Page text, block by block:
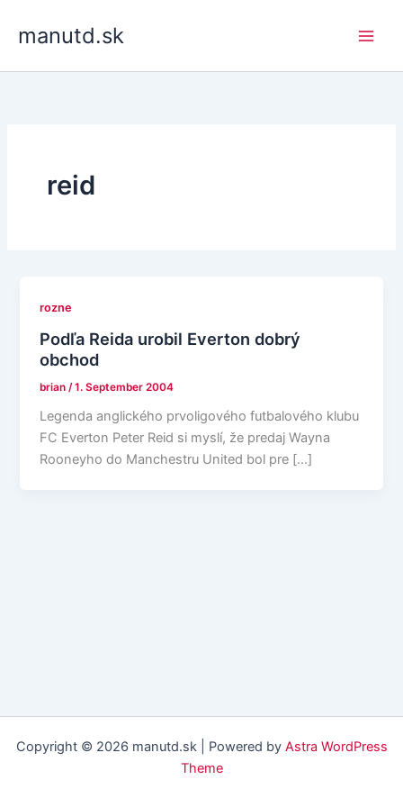
manutd.sk
reid
rozne
Podľa Reida urobil Everton dobrý
obchod
brian /1. September 2004
Legenda anglického prvoligového futbalového klubu
FC Everton Peter Reid si myslí, že predaj Wayna
Rooneyho do Manchestru United bol pre […]
Copyright © 2026 manutd.sk | Powered by Astra WordPress
Theme